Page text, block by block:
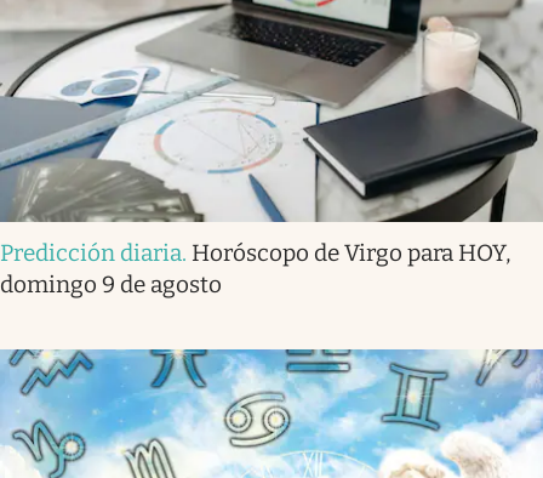
Predicción diaria. Horóscopo de Virgo para HOY,
domingo 9 de agosto